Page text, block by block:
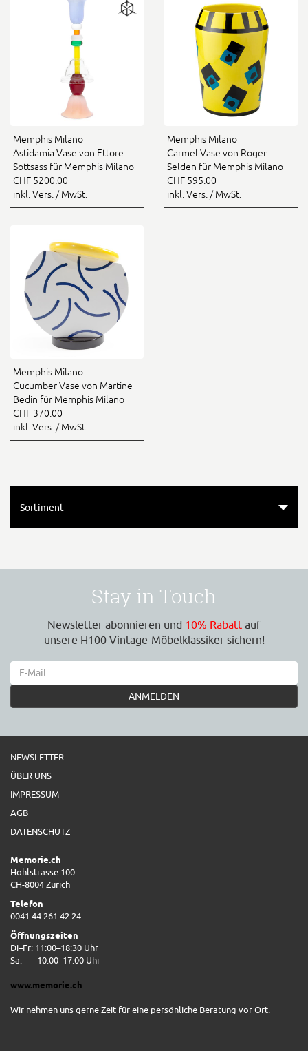
Memphis Milano
Astidamia Vase von Ettore
Sottsass für Memphis Milano
CHF 5200.00
inkl. Vers. / MwSt.
Memphis Milano
Carmel Vase von Roger
Selden für Memphis Milano
CHF 595.00
inkl. Vers. / MwSt.
Memphis Milano
Cucumber Vase von Martine
Bedin für Memphis Milano
CHF 370.00
inkl. Vers. / MwSt.
Sortiment
Stay in Touch
Newsletter abonnieren und 10% Rabatt auf
unsere H100 Vintage-Möbelklassiker sichern!
ANMELDEN
NEWSLETTER
ÜBER UNS
IMPRESSUM
AGB
DATENSCHUTZ
Memorie.ch
Hohlstrasse 100
CH-8004 Zürich
Telefon
0041 44 261 42 24
Öffnungszeiten
Di–Fr: 11:00–18:30 Uhr
Sa:
10:00–17:00 Uhr
www.memorie.ch
Wir nehmen uns gerne Zeit für eine persönliche Beratung vor Ort.